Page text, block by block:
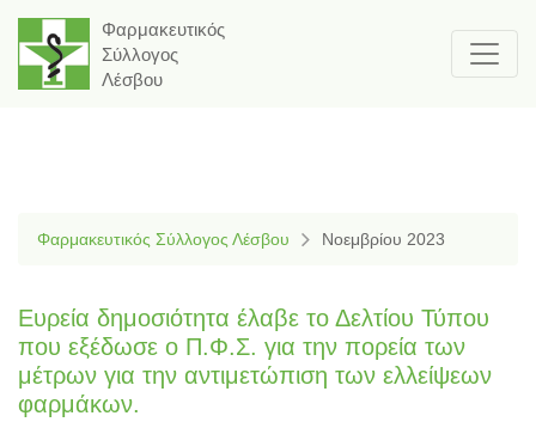
Φαρμακευτικός
Σύλλογος
Λέσβου
Φαρμακευτικός Σύλλογος Λέσβου Νοεμβρίου 2023
Ευρεία δημοσιότητα έλαβε το Δελτίου Τύπου
που εξέδωσε ο Π.Φ.Σ. για την πορεία των
μέτρων για την αντιμετώπιση των ελλείψεων
φαρμάκων.